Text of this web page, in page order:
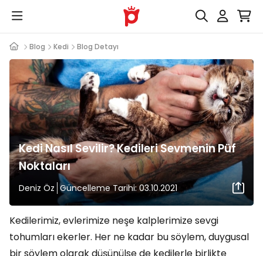
Blog Kedi Blog Detayı
Kedi Nasıl Sevilir? Kedileri Sevmenin Püf
Noktaları
Deniz Öz Güncelleme Tarihi: 03.10.2021
Kedilerimiz, evlerimize neşe kalplerimize sevgi
tohumları ekerler. Her ne kadar bu söylem, duygusal